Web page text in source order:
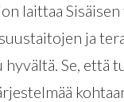
laittaa
ja
Se, että